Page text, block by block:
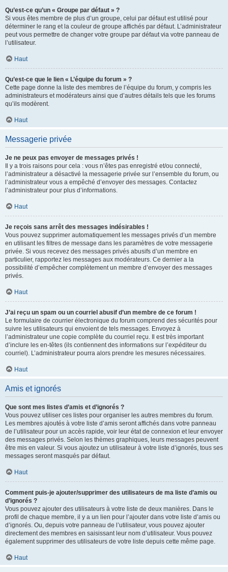
Qu’est-ce qu’un « Groupe par défaut » ?
Si vous êtes membre de plus d’un groupe, celui par défaut est utilisé pour
déterminer le rang et la couleur de groupe affichés par défaut. L’administrateur
peut vous permettre de changer votre groupe par défaut via votre panneau de
l’utilisateur.
Haut
Qu’est-ce que le lien « L’équipe du forum » ?
Cette page donne la liste des membres de l’équipe du forum, y compris les
administrateurs et modérateurs ainsi que d’autres détails tels que les forums
qu’ils modèrent.
Haut
Messagerie privée
Je ne peux pas envoyer de messages privés !
Il y a trois raisons pour cela : vous n’êtes pas enregistré et/ou connecté,
l’administrateur a désactivé la messagerie privée sur l’ensemble du forum, ou
l’administrateur vous a empêché d’envoyer des messages. Contactez
l’administrateur pour plus d’informations.
Haut
Je reçois sans arrêt des messages indésirables !
Vous pouvez supprimer automatiquement les messages privés d’un membre
en utilisant les filtres de message dans les paramètres de votre messagerie
privée. Si vous recevez des messages privés abusifs d’un membre en
particulier, rapportez les messages aux modérateurs. Ce dernier a la
possibilité d’empêcher complètement un membre d’envoyer des messages
privés.
Haut
J’ai reçu un spam ou un courriel abusif d’un membre de ce forum !
Le formulaire de courrier électronique du forum comprend des sécurités pour
suivre les utilisateurs qui envoient de tels messages. Envoyez à
l’administrateur une copie complète du courriel reçu. Il est très important
d’inclure les en-têtes (ils contiennent des informations sur l’expéditeur du
courriel). L’administrateur pourra alors prendre les mesures nécessaires.
Haut
Amis et ignorés
Que sont mes listes d’amis et d’ignorés ?
Vous pouvez utiliser ces listes pour organiser les autres membres du forum.
Les membres ajoutés à votre liste d’amis seront affichés dans votre panneau
de l’utilisateur pour un accès rapide, voir leur état de connexion et leur envoyer
des messages privés. Selon les thèmes graphiques, leurs messages peuvent
être mis en valeur. Si vous ajoutez un utilisateur à votre liste d’ignorés, tous ses
messages seront masqués par défaut.
Haut
Comment puis-je ajouter/supprimer des utilisateurs de ma liste d’amis ou
d’ignorés ?
Vous pouvez ajouter des utilisateurs à votre liste de deux manières. Dans le
profil de chaque membre, il y a un lien pour l’ajouter dans votre liste d’amis ou
d’ignorés. Ou, depuis votre panneau de l’utilisateur, vous pouvez ajouter
directement des membres en saisissant leur nom d’utilisateur. Vous pouvez
également supprimer des utilisateurs de votre liste depuis cette même page.
Haut